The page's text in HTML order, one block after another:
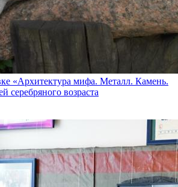
«Архитектура мифа. Металл. Камень.
серебряного возраста